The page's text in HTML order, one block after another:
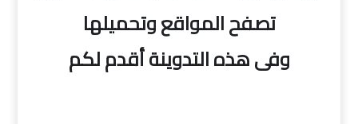
تصفح المواقع وتحميلها
وفى هذه التدوينة أقدم لكم